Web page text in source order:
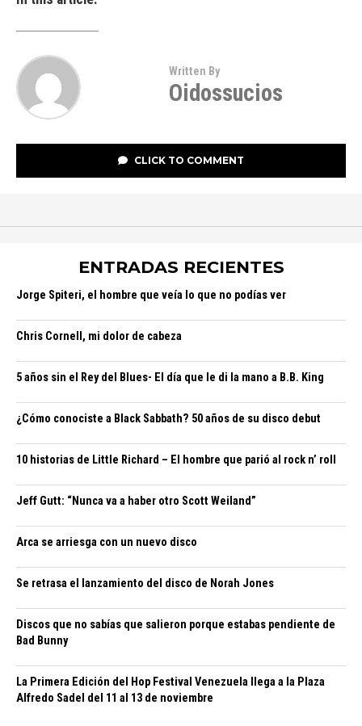
Written By
Oidossucios
CLICK TO COMMENT
ENTRADAS RECIENTES
Jorge Spiteri, el hombre que veía lo que no podías ver
Chris Cornell, mi dolor de cabeza
5 años sin el Rey del Blues- El día que le di la mano a B.B. King
¿Cómo conociste a Black Sabbath? 50 años de su disco debut
10 historias de Little Richard – El hombre que parió al rock n’ roll
Jeff Gutt: “Nunca va a haber otro Scott Weiland”
Arca se arriesga con un nuevo disco
Se retrasa el lanzamiento del disco de Norah Jones
Discos que no sabías que salieron porque estabas pendiente de
Bad Bunny
La Primera Edición del Hop Festival Venezuela llega a la Plaza
Alfredo Sadel del 11 al 13 de noviembre